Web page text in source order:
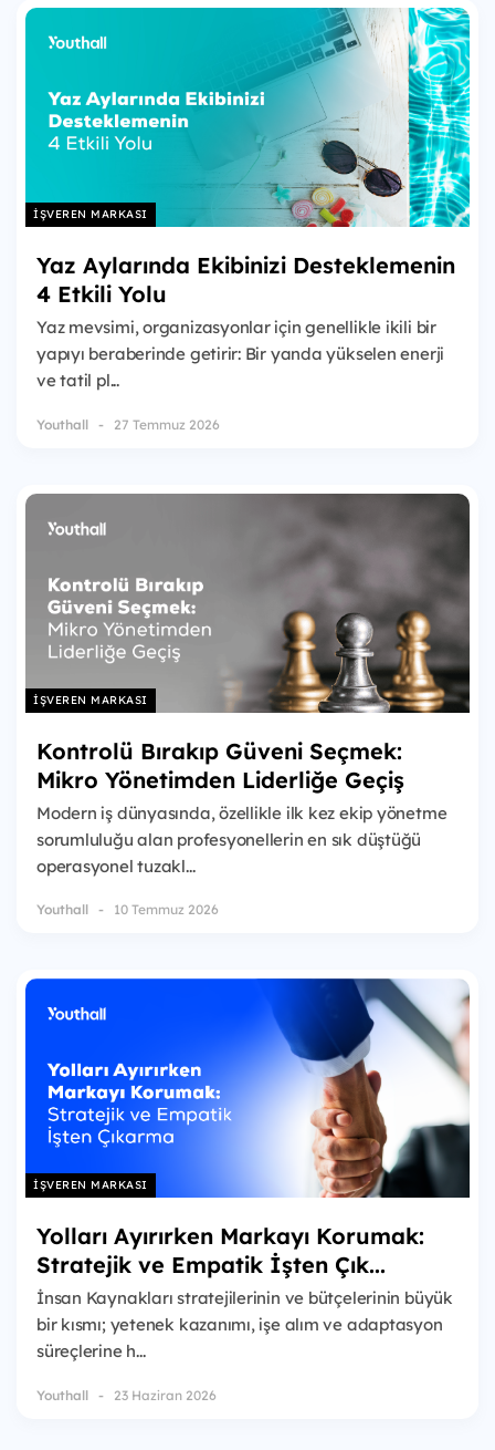
İŞVEREN MARKASI
Yaz Aylarında Ekibinizi Desteklemenin
4 Etkili Yolu
Yaz mevsimi, organizasyonlar için genellikle ikili bir
yapıyı beraberinde getirir: Bir yanda yükselen enerji
ve tatil pl...
Youthall 27 Temmuz 2026
İŞVEREN MARKASI
Kontrolü Bırakıp Güveni Seçmek:
Mikro Yönetimden Liderliğe Geçiş
Modern iş dünyasında, özellikle ilk kez ekip yönetme
sorumluluğu alan profesyonellerin en sık düştüğü
operasyonel tuzakl...
Youthall 10 Temmuz 2026
İŞVEREN MARKASI
Yolları Ayırırken Markayı Korumak:
Stratejik ve Empatik İşten Çık...
İnsan Kaynakları stratejilerinin ve bütçelerinin büyük
bir kısmı; yetenek kazanımı, işe alım ve adaptasyon
süreçlerine h...
Youthall 23 Haziran 2026